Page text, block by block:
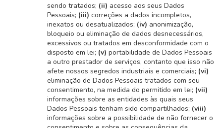
sendo tratados; (ii) acesso aos seus Dados
Pessoais; (iii) correções a dados incompletos,
inexatos ou desatualizados; (iv) anonimização,
bloqueio ou eliminação de dados desnecessários,
excessivos ou tratados em desconformidade com o
disposto em lei; (v) portabilidade de Dados Pessoais
a outro prestador de serviços, contanto que isso não
afete nossos segredos industriais e comerciais; (vi)
eliminação de Dados Pessoais tratados com seu
consentimento, na medida do permitido em lei; (vii)
informações sobre as entidades às quais seus
Dados Pessoais tenham sido compartilhados; (viii)
informações sobre a possibilidade de não fornecer o